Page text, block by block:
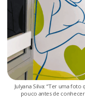
Julyana Silva: “Ter uma
pouco antes de